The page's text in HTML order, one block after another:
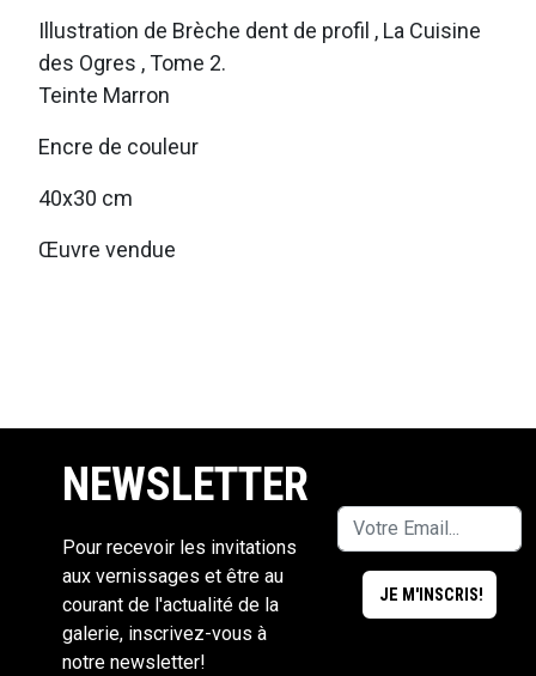
Illustration de Brèche dent de profil , La Cuisine
des Ogres , Tome 2.
Teinte Marron
Encre de couleur
40x30 cm
Œuvre vendue
NEWSLETTER
Pour recevoir les invitations
aux vernissages et être au
courant de l'actualité de la
galerie, inscrivez-vous à
notre newsletter!